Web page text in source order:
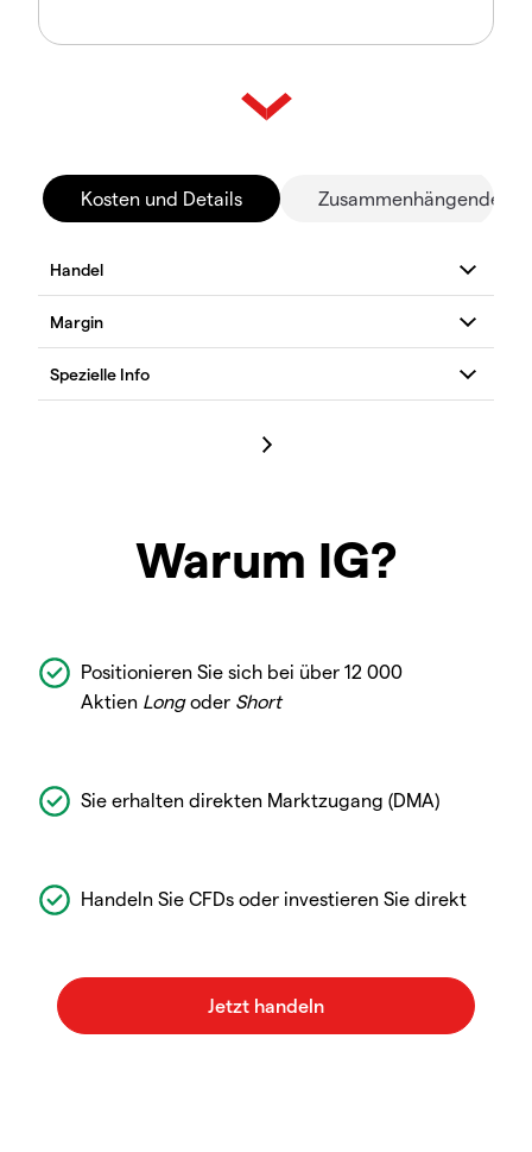
Kosten und Details Zusammenhängende
Warum IG?
Positionieren Sie sich bei über 12 000
Aktien Longoder Short
Sie erhalten direkten Marktzugang (DMA)
Handeln Sie CFDs oder investieren Sie direkt